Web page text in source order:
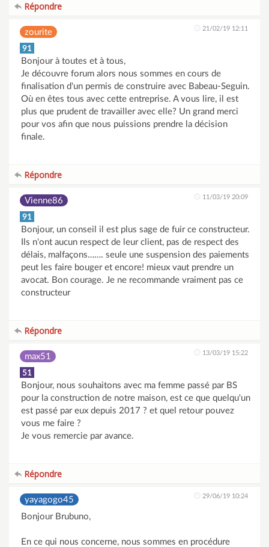
Répondre
zourite 21/02/19 12:11
91
Bonjour à toutes et à tous,
Je découvre forum alors nous sommes en cours de
finalisation d'un permis de construire avec Babeau-Seguin.
Où en êtes tous avec cette entreprise. A vous lire, il est
plus que prudent de travailler avec elle? Un grand merci
pour vos afin que nous puissions prendre la décision
finale.
Répondre
Vienne86 11/03/19 20:09
91
Bonjour, un conseil il est plus sage de fuir ce constructeur.
Ils n'ont aucun respect de leur client, pas de respect des
délais, malfaçons……. seule une suspension des paiements
peut les faire bouger et encore! mieux vaut prendre un
avocat. Bon courage. Je ne recommande vraiment pas ce
constructeur
Répondre
max51 13/03/19 15:22
51
Bonjour, nous souhaitons avec ma femme passé par BS
pour la construction de notre maison, est ce que quelqu'un
est passé par eux depuis 2017 ? et quel retour pouvez
vous me faire ?
Je vous remercie par avance.
Répondre
yayagogo45 29/06/19 10:24
Bonjour Brubuno,
En ce qui nous concerne, nous sommes en procédure